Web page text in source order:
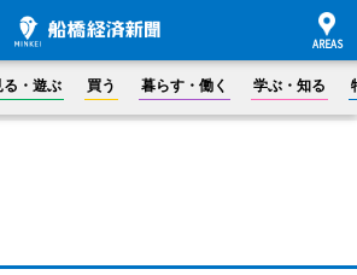
る・遊ぶ 買う 暮らす・働く 学ぶ・知る